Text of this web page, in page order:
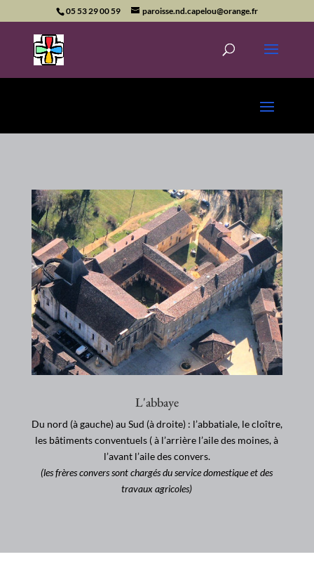
05 53 29 00 59 paroisse.nd.capelou@orange.fr
L'abbaye
Du nord (à gauche) au Sud (à droite) : l’abbatiale, le cloître,
les bâtiments conventuels ( à l’arrière l’aile des moines, à
l’avant l’aile des convers.
(les frères convers sont chargés du service domestique et des
travaux agricoles)